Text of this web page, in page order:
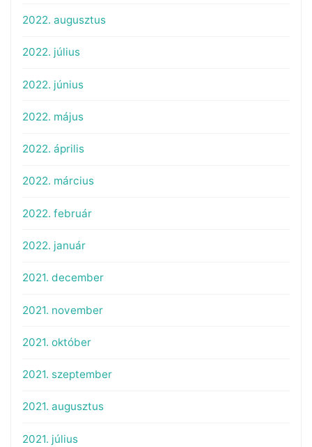
2022. augusztus
2022. július
2022. június
2022. május
2022. április
2022. március
2022. február
2022. január
2021. december
2021. november
2021. október
2021. szeptember
2021. augusztus
2021. július